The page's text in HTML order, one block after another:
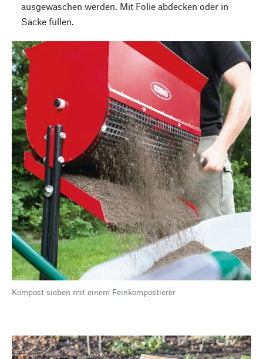
ausgewaschen werden. Mit Folie abdecken oder in
Säcke füllen.
Kompost sieben mit einem Feinkompostierer